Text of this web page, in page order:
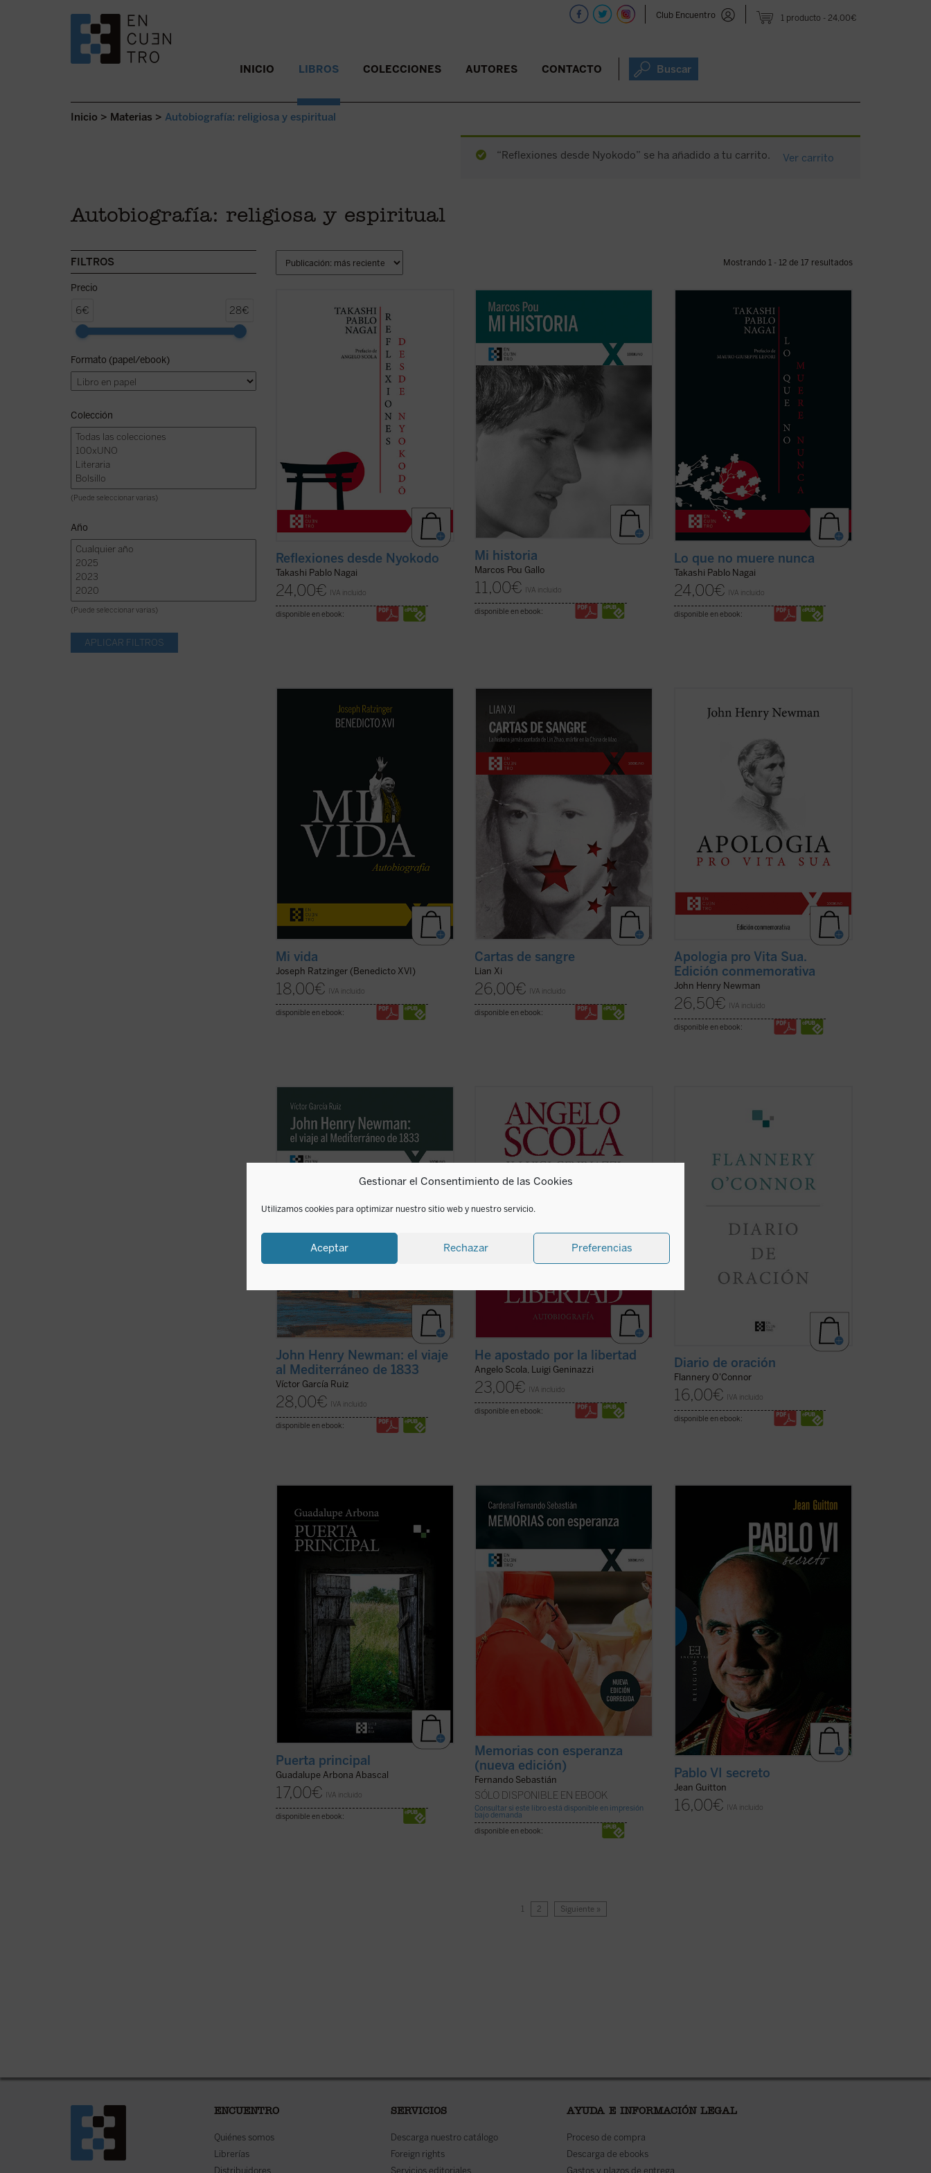
Gestionar el Consentimiento de las Cookies
Utilizamos cookies para optimizar nuestro sitio web y nuestro servicio.
Aceptar Rechazar Preferencias
1 producto 24,00€
Club Encuentro
SALTAR AL CONTENIDO. INICIO LIBROS COLECCIONES AUTORES CONTACTO Buscar
Inicio > Materias > Autobiografía: religiosa y espiritual
“Reflexiones desde Nyokodo” se ha añadido a tu carrito. Ver carrito
Autobiografía: religiosa y espiritual
FILTROS
Precio
6€ 28€
Formato (papel/ebook)
Colección
(Puede seleccionar varias)
Año
(Puede seleccionar varias)
Mostrando 1 - 12 de 17 resultados
Reflexiones desde Nyokodō
serie de escritos breves, meditaciones y
cartas suyas que conforman una obra
valiosísima para seguir, a través de una
intimidad familiar con él, los pasos de
Takashi hacia el encuentro final con ...
Reflexiones desde Nyokodo
Takashi Pablo Nagai
24,00€ IVA incluido
disponible en ebook:
«Es algo extraño hablar de 'mi historia'
puesto que lo único interesante en ella,
lo único que la salva de ser una historia
aburrida y plana es lo que Cristo ha
hecho en mi vida. Por lo tanto, es más
bien la historia de lo que Cristo ha hecho
... (ver ficha)
Mi historia
Marcos Pou Gallo
11,00€ IVA incluido
disponible en ebook:
Lo que no muere nuncaes la
autobiografía de Takashi Nagai, en la que
el autor recorre su vida, desde la infancia
hasta el día de la explosión de la bomba
atómica, captando los numerosos
acontecimientos que se desarrollan
Lo que no muere nunca
Takashi Pablo Nagai
24,00€ IVA incluido
disponible en ebook:
Al hilo de su historia personal, Ratzinger
repasa los problemas de la Iglesia
lector. La incorporación de un texto a
cargo de Giuliano Vigini que reconstruye
Mi vida
Joseph Ratzinger (Benedicto XVI)
18,00€ IVA incluido
disponible en ebook:
Cartas de sangre
Zhao, una poeta y periodista china
arrestada por el régimen de Mao en
1960 y ejecutada en la cúspide de la
Revolución Cultural. Sola entre las
víctimas de la dictadura maoísta,
mantuvo una ...
(ver ficha)
Cartas de sangre
Lian Xi
26,00€ IVA incluido
disponible en ebook:
Considerada una obra cumbre de la
literatura autobiográfica universal,
oportunidad de defenderse frente a la
incomprensión y el rechazo que había
causado en Inglaterra su conversión al
catolicismo. La presente ...
Apologia pro Vita Sua.
Edición conmemorativa
John Henry Newman
26,50€ IVA incluido
disponible en ebook:
Partiendo de las cartas que John Henry
Newman escribió a su familia y amigos
previamente y durante su viaje por el
Mediterráneo de 1833, el autor del libro
traza los orígenes, el desarrollo y las
(ver ficha)
John Henry Newman: el viaje
al Mediterráneo de 1833
Víctor García Ruiz
28,00€ IVA incluido
disponible en ebook:
En esta amplia conversación con el
periodista Luigi Geninazzi el cardenal
Angelo Scola aborda, junto con los
aspectos centrales de su itinerario vital,
la trayectoria y situación de la Iglesia y la
siglo. ...(ver ficha)
He apostado por la libertad
Angelo Scola, Luigi Geninazzi
23,00€ IVA incluido
disponible en ebook:
contenía una serie de «cartas dirigidas a
terminó era evidente que la escritura del
diario había supuesto un cambio en su
(ver ficha)
Diario de oración
Flannery O'Connor
16,00€ IVA incluido
disponible en ebook:
que su autora observa, siente y piensa a
lo largo de unos intensos meses que,
marcados por la enfermedad, le
permiten tener una mirada transparente
de una conciencia ...
(ver ficha)
Puerta principal
Guadalupe Arbona Abascal
17,00€ IVA incluido
disponible en ebook:
«Los que hemos vivido a lo largo de
estos años pasados tenemos la
obligación de ayudar a los más jóvenes a
historia en toda su verdad. En nuestra
sociedad hay demasiadas tensiones,
demasiados rechazos, ...
Memorias con esperanza
(nueva edición)
Fernando Sebastián
SÓLO DISPONIBLE EN EBOOK
Consultar si este libro está disponible en impresión
bajo demanda
disponible en ebook:
muerte de Pablo VI, recoge las notas
tomadas por Jean Guitton a lo largo de
veintisiete años (1950-1977) de
encuentros con Montini, de quien fue
amigo, y quien le confió sus ...
Pablo VI secreto
Jean Guitton
16,00€ IVA incluido
1 2 Siguiente »
ENCUENTRO
Quiénes somos
Librerías
Distribuidores
SERVICIOS
Descarga nuestro catálogo
Foreign rights
Servicios editoriales
AYUDA E INFORMACIÓN LEGAL
Proceso de compra
Descarga de ebooks
Gastos y plazos de entrega